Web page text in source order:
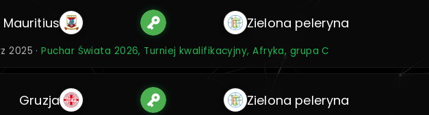
Mauritius Zielona peleryna
2025 ·Puchar Świata 2026, Turniej kwalifikacyjny, Afryka, grupa C
Gruzja Zielona peleryna